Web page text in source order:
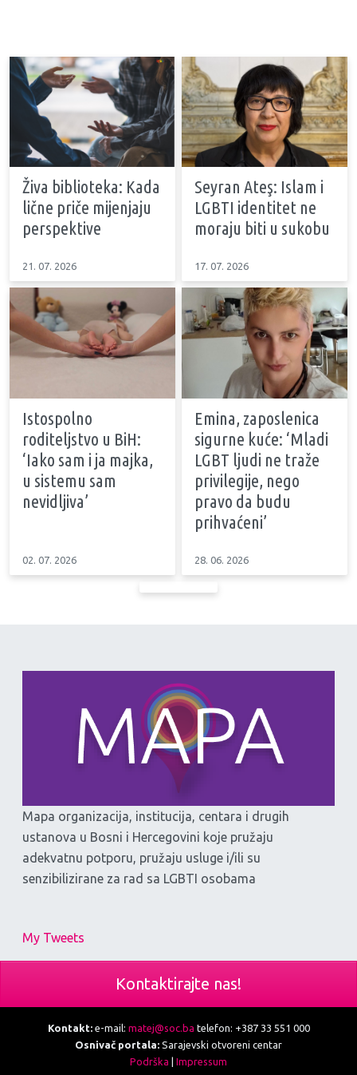
Živa biblioteka: Kada
lične priče mijenjaju
perspektive
21. 07. 2026
Seyran Ateş: Islam i
LGBTI identitet ne
moraju biti u sukobu
17. 07. 2026
Istospolno
roditeljstvo u BiH:
‘Iako sam i ja majka,
u sistemu sam
nevidljiva’
02. 07. 2026
Emina, zaposlenica
sigurne kuće: ‘Mladi
LGBT ljudi ne traže
privilegije, nego
pravo da budu
prihvaćeni’
28. 06. 2026
Mapa organizacija, institucija, centara i drugih
ustanova u Bosni i Hercegovini koje pružaju
adekvatnu potporu, pružaju usluge i/ili su
senzibilizirane za rad sa LGBTI osobama
My Tweets
Kontaktirajte nas!
Kontakt:e-mail: matej@soc.ba telefon: +387 33 551 000
Osnivač portala: Sarajevski otvoreni centar
Podrška | Impressum